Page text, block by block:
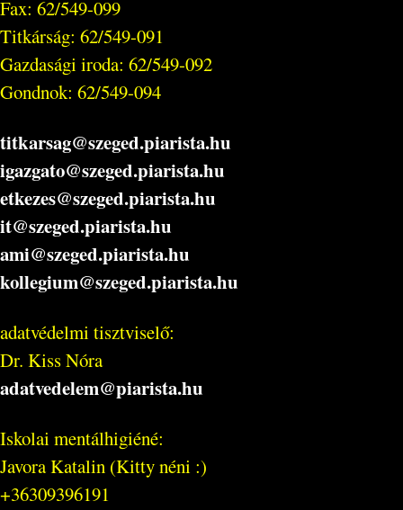
Fax: 62/549-099
Titkárság: 62/549-091
Gazdasági iroda: 62/549-092
Gondnok: 62/549-094
titkarsag@szeged.piarista.hu
igazgato@szeged.piarista.hu
etkezes@szeged.piarista.hu
it@szeged.piarista.hu
ami@szeged.piarista.hu
kollegium@szeged.piarista.hu
adatvédelmi tisztviselő:
Dr. Kiss Nóra
adatvedelem@piarista.hu
Iskolai mentálhigiéné:
Javora Katalin (Kitty néni :)
+36309396191